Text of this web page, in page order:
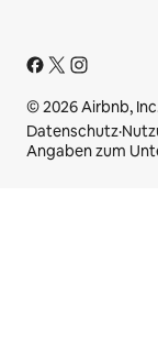
© 2026 Airbnb,
Datenschutz·
Angaben zum